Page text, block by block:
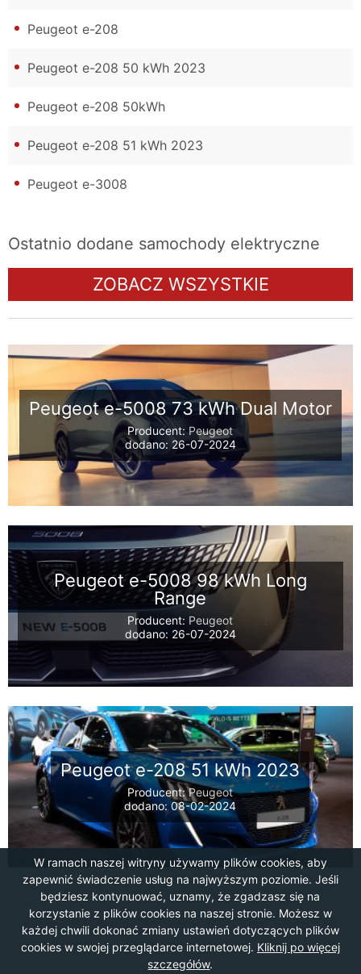
W ramach naszej witryny używamy plików cookies, aby
zapewnić świadczenie usług na najwyższym poziomie. Jeśli
będziesz kontynuować, uznamy, że zgadzasz się na
korzystanie z plików cookies na naszej stronie. Możesz w
każdej chwili dokonać zmiany ustawień dotyczących plików
cookies w swojej przeglądarce internetowej. Kliknij po więcej
szczegółów.
Peugeot e-208
Peugeot e-208 50 kWh 2023
Peugeot e-208 50kWh
Peugeot e-208 51 kWh 2023
Peugeot e-3008
Ostatnio dodane samochody elektryczne
ZOBACZ WSZYSTKIE
Peugeot e-5008 73 kWh Dual Motor
Producent:Peugeot
dodano: 26-07-2024
Peugeot e-5008 98 kWh Long
Range
Producent: Peugeot
dodano: 26-07-2024
Peugeot e-208 51 kWh 2023
Producent:Peugeot
dodano: 08-02-2024